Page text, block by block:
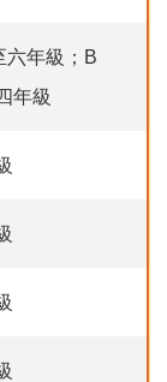
六年級；B
年級